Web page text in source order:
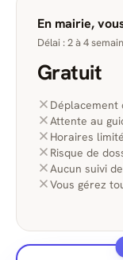
En mairie,
Délai : 2 à 4
Gratuit
Déplacement
Attente au
Horaires
Risque de
Aucun suivi
Vous gérez